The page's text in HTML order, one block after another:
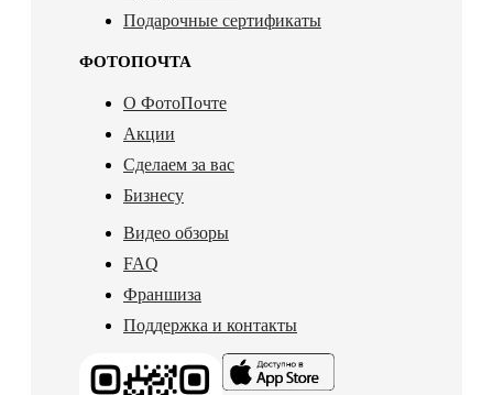
Подарочные сертификаты
ФОТОПОЧТА
О ФотоПочте
Акции
Сделаем за вас
Бизнесу
Видео обзоры
FAQ
Франшиза
Поддержка и контакты